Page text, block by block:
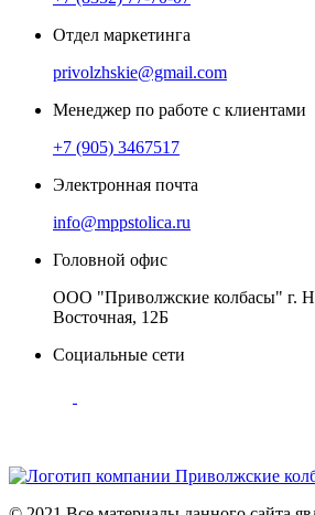
Отдел маркетинга
privolzhskie@gmail.com
Менеджер по работе с клиентами
+7 (905) 3467517
Электронная почта
info@mppstolica.ru
Головной офис
ООО "Приволжские колбасы" г.
Восточная, 12Б
Социальные сети